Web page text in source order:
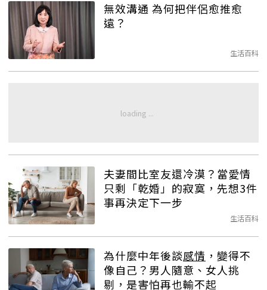
無效溝通 為何把伴侶愈推愈
遠？
生活百科
夫妻間比室友還冷漠？當愛情
只剩「乾婚」的寂寞，先想3件
事再決定下一步
生活百科
為什麼中年後談感情 ，變得不
像自己？男人隨意、女人挑
剔，是害怕再也輸不起